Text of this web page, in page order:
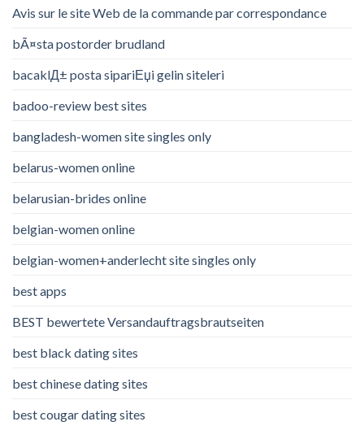
Avis sur le site Web de la commande par correspondance
bÃ¤sta postorder brudland
bacaklД± posta sipariЕџi gelin siteleri
badoo-review best sites
bangladesh-women site singles only
belarus-women online
belarusian-brides online
belgian-women online
belgian-women+anderlecht site singles only
best apps
BEST bewertete Versandauftragsbrautseiten
best black dating sites
best chinese dating sites
best cougar dating sites